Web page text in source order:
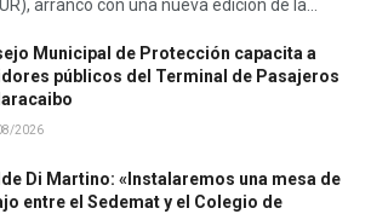
arrancó con una nueva edición de la...
Municipal de Protección capacita a
públicos del Terminal de Pasajeros
2026
Di Martino: «Instalaremos una mesa de
entre el Sedemat y el Colegio de